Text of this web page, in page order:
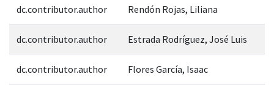
dc.contributor.author Rendón Rojas, Liliana
dc.contributor.author Estrada Rodríguez, José Luis
dc.contributor.author Flores García, Isaac